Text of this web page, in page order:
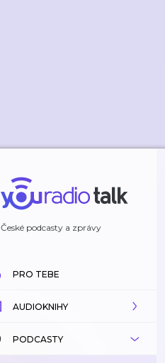
České podcasty a zprávy
PRO TEBE
AUDIOKNIHY
KATALOG
PODCASTY